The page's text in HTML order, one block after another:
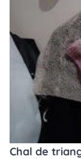
Chal de